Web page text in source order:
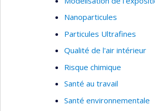
Nanoparticules
Particules Ultrafines
Qualité de l'air intérieur
Risque chimique
Santé au travail
Santé environnementale